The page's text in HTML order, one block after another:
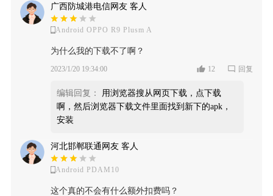
广西防城港电信网友 客人
Android OPPO R9 Plusm A
为什么我的下载不了啊？
2023/1/20 19:34:00 12 回复
编辑回复：
用浏览器搜从网页下载，点下载
啊，然后浏览器下载文件里面找到新下的apk，
安装
河北邯郸联通网友 客人
Android PDAM10
这个真的不会有什么额外扣费吗？